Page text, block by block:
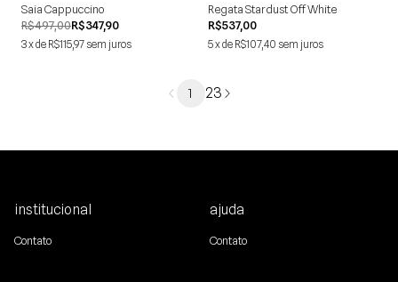
Saia Cappuccino
R$347,90
R$497,00
3xde R$115,97 sem juros
Regata Stardust Off White
R$537,00
5xde R$107,40 sem juros
1 23
institucional
Contato
ajuda
Contato